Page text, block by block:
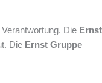
Die Ernst
Die Ernst Gruppe